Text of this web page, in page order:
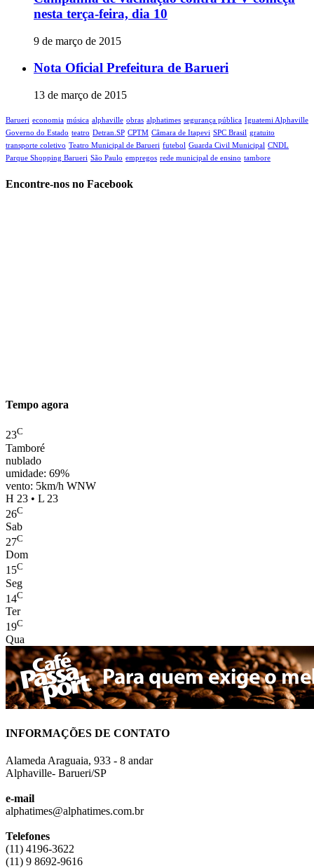
nesta terça-feira, dia 10
9 de março de 2015
Nota Oficial Prefeitura de Barueri
13 de março de 2015
Barueri economia música alphaville obras alphatimes segurança pública Iguatemi Alphaville
Governo do Estado teatro Detran.SP CPTM Câmara de Itapevi‬ SPC Brasil gratuito
transporte coletivo Teatro Municipal de Barueri futebol Guarda Civil Municipal CNDL
Parque Shopping Barueri São Paulo empregos rede municipal de ensino tambore
Encontre-nos no Facebook
Tempo agora
23C
Tamboré
nublado
umidade: 69%
vento: 5km/h WNW
H 23 • L 23
26C
Sab
27C
Dom
15C
Seg
14C
Ter
19C
Qua
INFORMAÇÕES DE CONTATO
Alameda Araguaia, 933 - 8 andar
Alphaville- Barueri/SP
e-mail
alphatimes@alphatimes.com.br
Telefones
(11) 4196-3622
(11) 9 8692-9616